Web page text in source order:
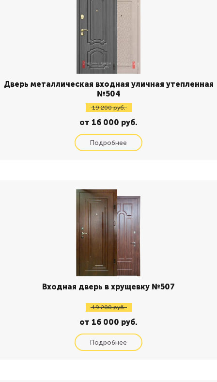
Дверь металлическая входная уличная утепленная
№504
19 200 руб.
от 16 000 руб.
Входная дверь в хрущевку №507
19 200 руб.
от 16 000 руб.